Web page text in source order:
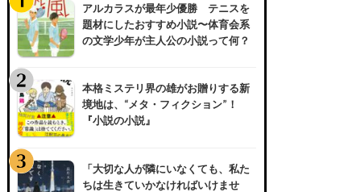
アルカラスが最年少優勝 テニスを
題材にしたおすすめ小説〜体育会系
の文学少年が主人公の小説って何？
本格ミステリ界の雄がお贈りする新
境地は、“メタ・フィクション”！
『小説の小説』
「大切な人が隣にいなくても、私た
ちは生きていかなければいけませ